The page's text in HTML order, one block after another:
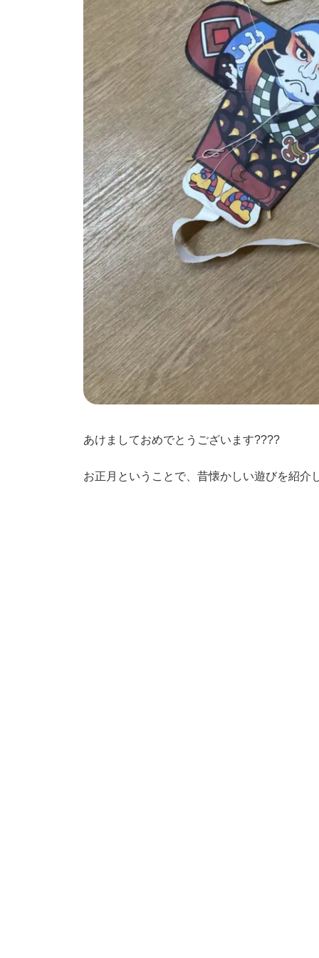
あけましておめでとうございます????
お正月ということで、昔懐かしい遊びを紹介